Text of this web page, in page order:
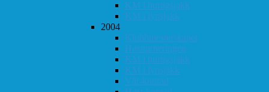
KM i hurtigsjakk
KM i lynsjakk
2004
Klubbmesterskapet
Høstturneringen
KM i hurtigsjakk
KM i lynsjakk
Vår-konrad